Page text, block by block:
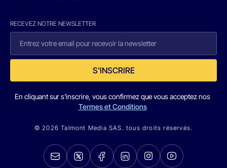
RECEVEZ NOTRE NEWSLETTER
S'INSCRIRE
En cliquant sur s'inscrire, vous confirmez que vous acceptez nos
Termes et Conditions
© 2026 Talmont Media SAS. tous droits réservés.